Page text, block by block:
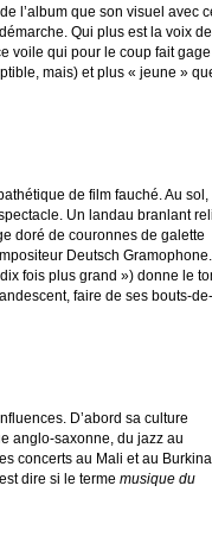
l’album que son visuel avec
Qui plus est la voix de
voile qui pour le coup fait gage
mais) et plus « jeune »
de film fauché. Au sol,
Un landau branlant
doré de couronnes de galette
Deutsch Gramophone.
fois plus grand ») donne le
faire de ses bouts-de-
D’abord sa culture
anglo-saxonne, du jazz au
concerts au Mali et au Burkina
dire si le terme musique du